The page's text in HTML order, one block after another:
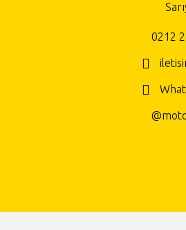
0212